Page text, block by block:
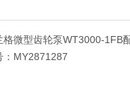
格微型齿轮泵WT3000-1FB
：MY2871287